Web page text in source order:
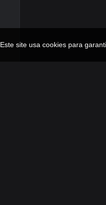
Este site usa cookies para